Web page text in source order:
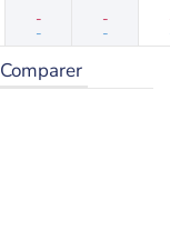
-
-
-
-
Comparer